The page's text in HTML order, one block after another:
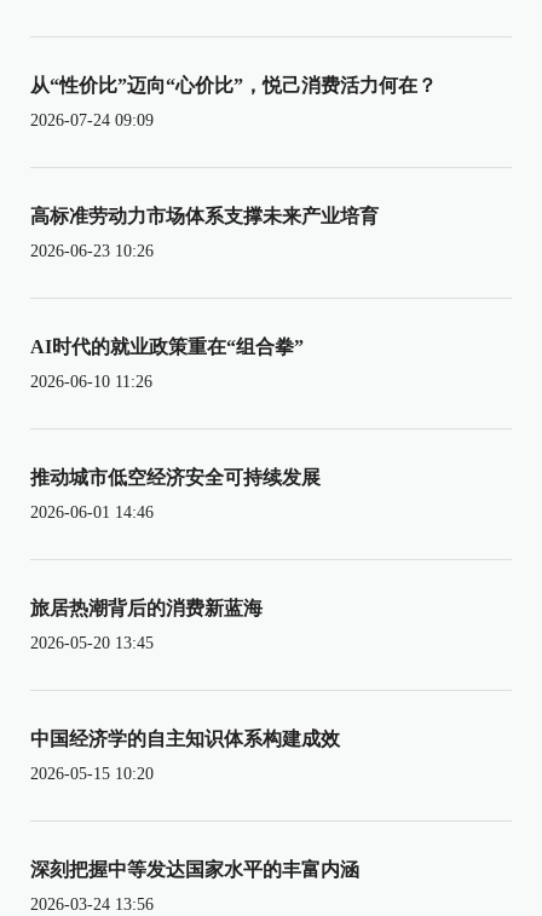
从“性价比”迈向“心价比”，悦己消费活力何在？
2026-07-24 09:09
高标准劳动力市场体系支撑未来产业培育
2026-06-23 10:26
AI时代的就业政策重在“组合拳”
2026-06-10 11:26
推动城市低空经济安全可持续发展
2026-06-01 14:46
旅居热潮背后的消费新蓝海
2026-05-20 13:45
中国经济学的自主知识体系构建成效
2026-05-15 10:20
深刻把握中等发达国家水平的丰富内涵
2026-03-24 13:56